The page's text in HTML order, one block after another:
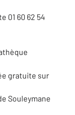
01 60 62 54
gratuite sur
Souleymane